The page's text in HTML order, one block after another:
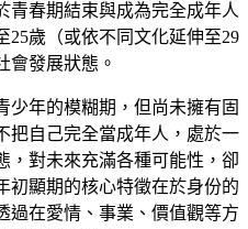
青春期結束與成為完全成年人
25歲（或依不同文化延伸至29
會發展狀態。
少年的模糊期，但尚未擁有固
把自己完全當成年人，處於一
，對未來充滿各種可能性，卻
初顯期的核心特徵在於身份的
過在愛情、事業、價值觀等方